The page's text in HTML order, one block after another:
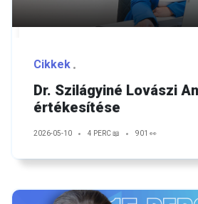
Cikkek
Dr. Szilágyiné Lovászi
értékesítése
2026-05-10 4 PERC 📖 901 👀